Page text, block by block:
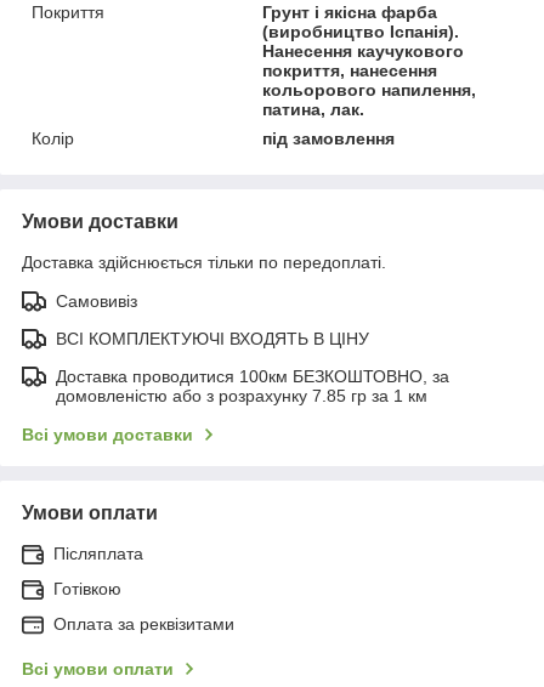
Покриття
Грунт і якісна фарба
(виробництво Іспанія).
Нанесення каучукового
покриття, нанесення
кольорового напилення,
патина, лак.
Колір
під замовлення
Умови доставки
Доставка здійснюється тільки по передоплаті.
Самовивіз
ВСІ КОМПЛЕКТУЮЧІ ВХОДЯТЬ В ЦІНУ
Доставка проводитися 100км БЕЗКОШТОВНО, за
домовленістю або з розрахунку 7.85 гр за 1 км
Всі умови доставки
Умови оплати
Післяплата
Готівкою
Оплата за реквізитами
Всі умови оплати